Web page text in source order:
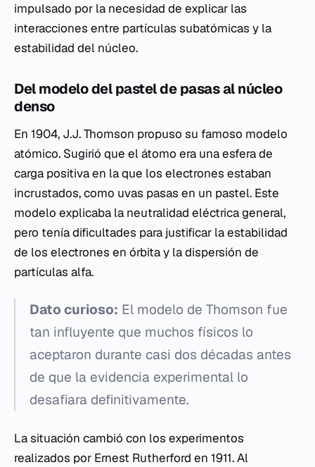
impulsado por la necesidad de explicar las
interacciones entre partículas subatómicas y la
estabilidad del núcleo.
Del modelo del pastel de pasas al núcleo
denso
En 1904, J.J. Thomson propuso su famoso modelo
atómico. Sugirió que el átomo era una esfera de
carga positiva en la que los electrones estaban
incrustados, como uvas pasas en un pastel. Este
modelo explicaba la neutralidad eléctrica general,
pero tenía dificultades para justificar la estabilidad
de los electrones en órbita y la dispersión de
partículas alfa.
Dato curioso: El modelo de Thomson fue
tan influyente que muchos físicos lo
aceptaron durante casi dos décadas antes
de que la evidencia experimental lo
desafiara definitivamente.
La situación cambió con los experimentos
realizados por Ernest Rutherford en 1911. Al